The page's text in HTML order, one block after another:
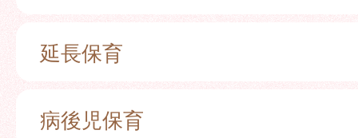
延長保育
病後児保育